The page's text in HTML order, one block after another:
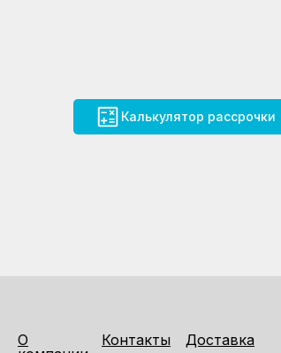
Калькулятор рассрочки
О
Контакты Доставка